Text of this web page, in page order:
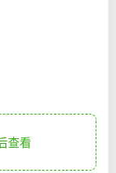
查看